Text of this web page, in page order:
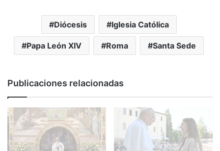
Diócesis Iglesia Católica
Papa León XIV Roma Santa Sede
Publicaciones relacionadas